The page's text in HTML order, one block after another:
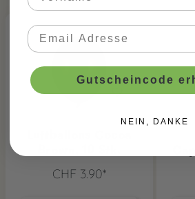
CHF 3.90*
Gutscheincode
NEIN, DANKE